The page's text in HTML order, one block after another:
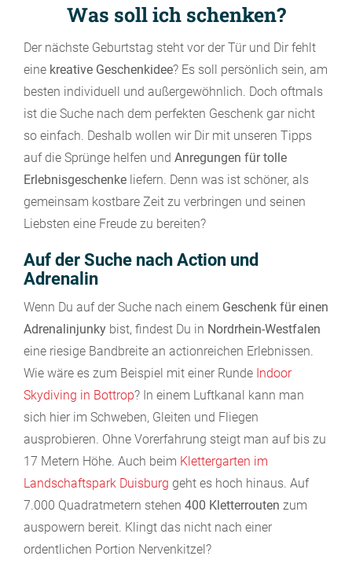
Was soll ich schenken?
Der nächste Geburtstag steht vor der Tür und Dir fehlt
eine kreative Geschenkidee? Es soll persönlich sein, am
besten individuell und außergewöhnlich. Doch oftmals
ist die Suche nach dem perfekten Geschenk gar nicht
so einfach. Deshalb wollen wir Dir mit unseren Tipps
auf die Sprünge helfen und Anregungen für tolle
Erlebnisgeschenke liefern. Denn was ist schöner, als
gemeinsam kostbare Zeit zu verbringen und seinen
Liebsten eine Freude zu bereiten?
Auf der Suche nach Action und
Adrenalin
Wenn Du auf der Suche nach einem Geschenk für einen
Adrenalinjunky bist, findest Du in Nordrhein-Westfalen
eine riesige Bandbreite an actionreichen Erlebnissen.
Wie wäre es zum Beispiel mit einer Runde Indoor
Skydiving in Bottrop? In einem Luftkanal kann man
sich hier im Schweben, Gleiten und Fliegen
ausprobieren. Ohne Vorerfahrung steigt man auf bis zu
17 Metern Höhe. Auch beim Klettergarten im
Landschaftspark Duisburg geht es hoch hinaus. Auf
7.000 Quadratmetern stehen 400 Kletterrouten zum
auspowern bereit. Klingt das nicht nach einer
ordentlichen Portion Nervenkitzel?